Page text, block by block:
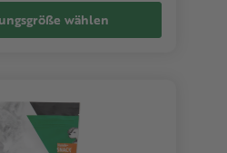
wählen